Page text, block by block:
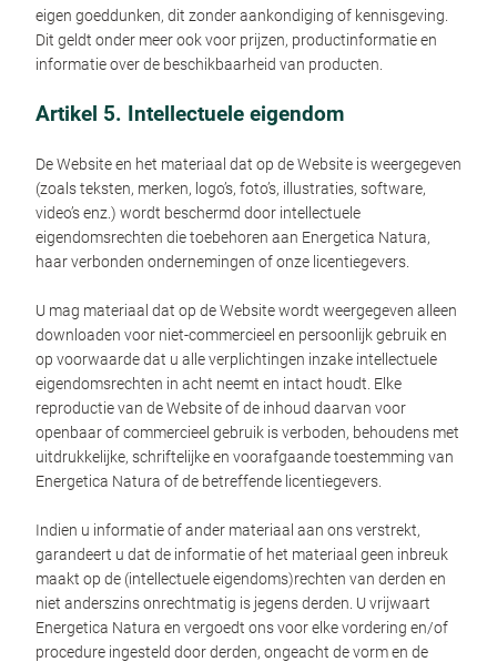
eigen goeddunken, dit zonder aankondiging of kennisgeving.
Dit geldt onder meer ook voor prijzen, productinformatie en
informatie over de beschikbaarheid van producten.
Artikel 5. Intellectuele eigendom
De Website en het materiaal dat op de Website is weergegeven
(zoals teksten, merken, logo’s, foto’s, illustraties, software,
video’s enz.) wordt beschermd door intellectuele
eigendomsrechten die toebehoren aan Energetica Natura,
haar verbonden ondernemingen of onze licentiegevers.
U mag materiaal dat op de Website wordt weergegeven alleen
downloaden voor niet-commercieel en persoonlijk gebruik en
op voorwaarde dat u alle verplichtingen inzake intellectuele
eigendomsrechten in acht neemt en intact houdt. Elke
reproductie van de Website of de inhoud daarvan voor
openbaar of commercieel gebruik is verboden, behoudens met
uitdrukkelijke, schriftelijke en voorafgaande toestemming van
Energetica Natura of de betreffende licentiegevers.
Indien u informatie of ander materiaal aan ons verstrekt,
garandeert u dat de informatie of het materiaal geen inbreuk
maakt op de (intellectuele eigendoms)rechten van derden en
niet anderszins onrechtmatig is jegens derden. U vrijwaart
Energetica Natura en vergoedt ons voor elke vordering en/of
procedure ingesteld door derden, ongeacht de vorm en de